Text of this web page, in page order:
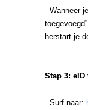
- Wanneer
herstart je
Stap 3: eID
- Surf naar: